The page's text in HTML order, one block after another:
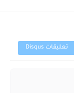
تعليقات Disqus